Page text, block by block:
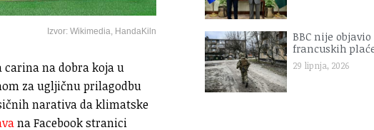
Izvor: Wikimedia, HandaKiln
carina na dobra koja u
za ugljičnu prilagodbu
narativa da klimatske
na Facebook stranici
BBC nije objavio
francuskih
29 lipnja, 2026